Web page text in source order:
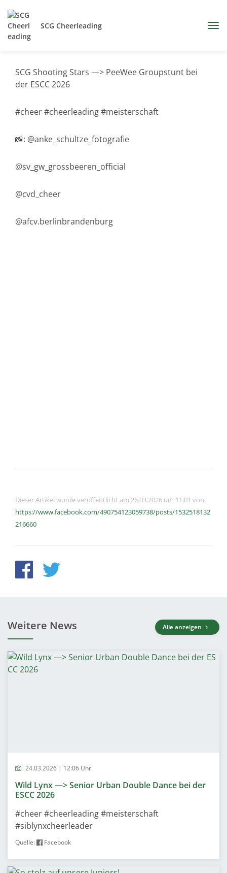
SCG Cheerleading
SCG Shooting Stars —> PeeWee Groupstunt bei
der ESCC 2026
#cheer #cheerleading #meisterschaft
📸: @anke_schultze_fotografie
@sv_gw_grossbeeren_official
@cvd_cheer
@afcv.berlinbrandenburg
Dieser Artikel wurde veröffentlicht am 26.03.2026 um 11:01 von:
https://www.facebook.com/490754123059738/posts/1532518132
216660
Weitere News Alle anzeigen
24.03.2026 | 12:06 Uhr
Wild Lynx —> Senior Urban Double Dance bei der
ESCC 2026
#cheer #cheerleading #meisterschaft
#siblynxcheerleader
Quelle: Facebook